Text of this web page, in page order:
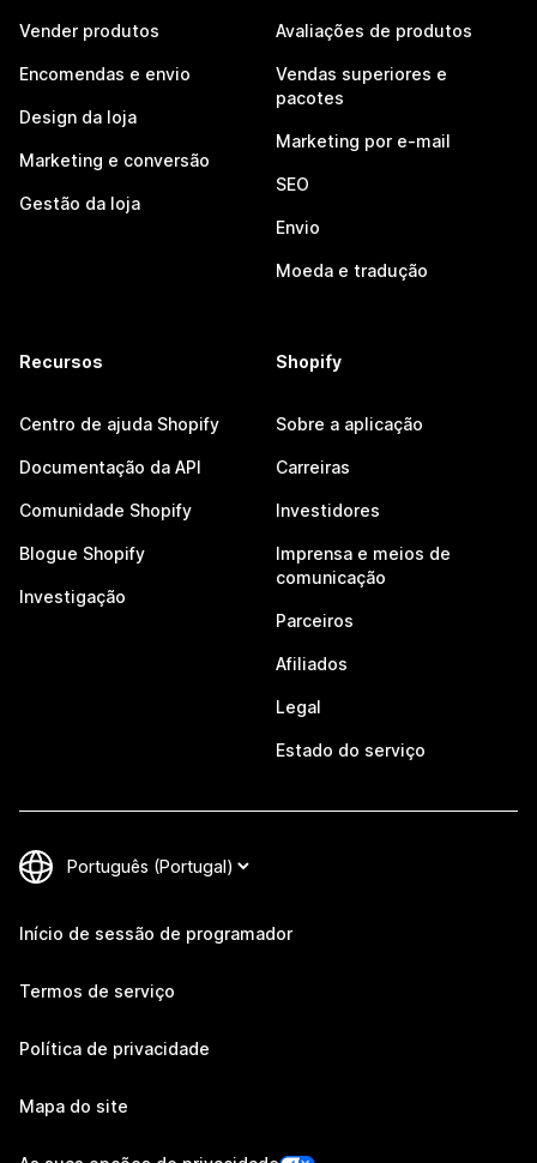
Vender produtos
Encomendas e envio
Design da loja
Marketing e conversão
Gestão da loja
Avaliações de produtos
Vendas superiores e
pacotes
Marketing por e-mail
SEO
Envio
Moeda e tradução
Recursos
Centro de ajuda Shopify
Documentação da API
Comunidade Shopify
Blogue Shopify
Investigação
Shopify
Sobre a aplicação
Carreiras
Investidores
Imprensa e meios de
comunicação
Parceiros
Afiliados
Legal
Estado do serviço
Início de sessão de programador
Termos de serviço
Política de privacidade
Mapa do site